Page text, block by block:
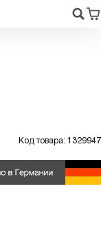
Код товара: 1329947